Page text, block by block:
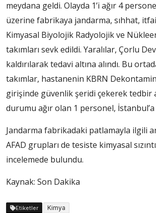
meydana geldi. Olayda 1’i ağır 4
üzerine fabrikaya jandarma, sıhhat,
Kimyasal Biyolojik Radyolojik ve
takımları sevk edildi. Yaralılar, Çorlu
kaldırılarak tedavi altına alındı. Bu
takımlar, hastanenin KBRN
girişinde güvenlik şeridi çekerek tedbir
durumu ağır olan 1 personel,
Jandarma fabrikadaki patlamayla ilgili
AFAD grupları de tesiste kimyasal
incelemede bulundu.
Kaynak: Son Dakika
Etiketler Kimya